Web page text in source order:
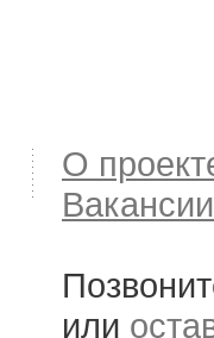
О
Вакансии
или